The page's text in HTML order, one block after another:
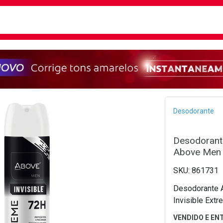
Desodorante
Above
861731
Desodorante
Invisible